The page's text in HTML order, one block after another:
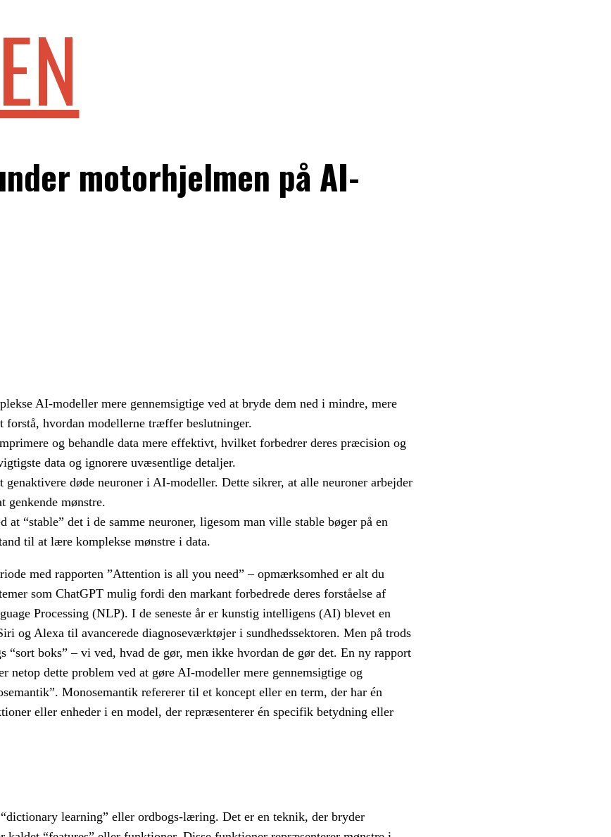
motorhjelmen på AI-
AI-modeller mere gennemsigtige ved at bryde dem ned i mindre, mere
forstå, hvordan modellerne træffer beslutninger.
og behandle data mere effektivt, hvilket forbedrer deres præcision og
data og ignorere uvæsentlige detaljer.
døde neuroner i AI-modeller. Dette sikrer, at alle neuroner arbejder
mønstre.
“stable” det i de samme neuroner, ligesom man ville stable bøger på en
til at lære komplekse mønstre i data.
med rapporten ”Attention is all you need” – opmærksomhed er alt du
som ChatGPT mulig fordi den markant forbedrede deres forståelse af
Processing (NLP). I de seneste år er kunstig intelligens (AI) blevet en
og Alexa til avancerede diagnoseværktøjer i sundhedssektoren. Men på trods
“sort boks” – vi ved, hvad de gør, men ikke hvordan de gør det. En ny rapport
netop dette problem ved at gøre AI-modeller mere gennemsigtige og
Monosemantik refererer til et koncept eller en term, der har én
eller enheder i en model, der repræsenterer én specifik betydning eller
learning” eller ordbogs-læring. Det er en teknik, der bryder